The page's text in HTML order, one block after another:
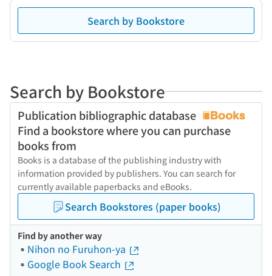
Search by Bookstore
Search by Bookstore
Publication bibliographic database
Find a bookstore where you can purchase
books from
Books is a database of the publishing industry with
information provided by publishers. You can search for
currently available paperbacks and eBooks.
Search Bookstores (paper books)
Find by another way
Nihon no Furuhon-ya
Google Book Search